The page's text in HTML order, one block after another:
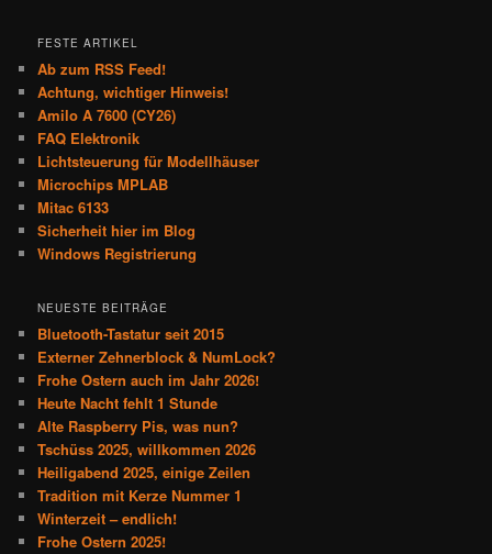
FESTE ARTIKEL
Ab zum RSS Feed!
Achtung, wichtiger Hinweis!
Amilo A 7600 (CY26)
FAQ Elektronik
Lichtsteuerung für Modellhäuser
Microchips MPLAB
Mitac 6133
Sicherheit hier im Blog
Windows Registrierung
NEUESTE BEITRÄGE
Bluetooth-Tastatur seit 2015
Externer Zehnerblock & NumLock?
Frohe Ostern auch im Jahr 2026!
Heute Nacht fehlt 1 Stunde
Alte Raspberry Pis, was nun?
Tschüss 2025, willkommen 2026
Heiligabend 2025, einige Zeilen
Tradition mit Kerze Nummer 1
Winterzeit – endlich!
Frohe Ostern 2025!